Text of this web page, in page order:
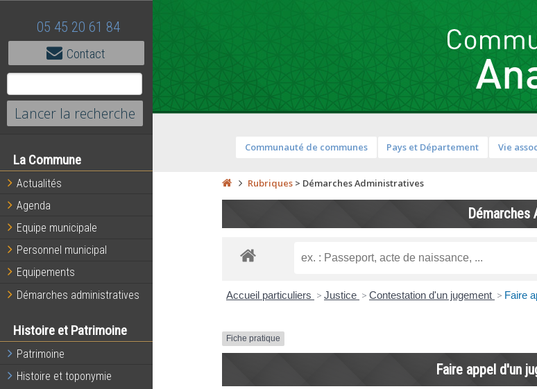
05 45 20 61 84
Contact
La Commune
Actualités
Agenda
Equipe municipale
Personnel municipal
Equipements
Démarches administratives
Histoire et Patrimoine
Patrimoine
Histoire et toponymie
Communauté de communes Pays et Département Vie
Rubriques> Démarches Administratives
Démarches
Accueil particuliers > Justice > Contestation d'un jugement > Faire
Fiche pratique
Faire appel d'un